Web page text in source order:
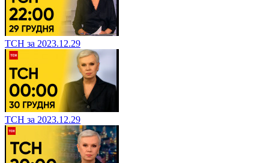
ТСН за 2023.12.29
ТСН за 2023.12.29